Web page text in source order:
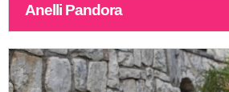
Anelli Pandora